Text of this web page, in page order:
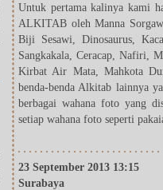
Untuk pertama kalinya kami
ALKITAB oleh Manna
Biji Sesawi, Dinosaurus,
Sangkakala, Ceracap, Nafiri,
Kirbat Air Mata, Mahkota
benda-benda Alkitab lainnya
berbagai wahana foto yang
setiap wahana foto seperti
23 September 2013 13:15
Surabaya